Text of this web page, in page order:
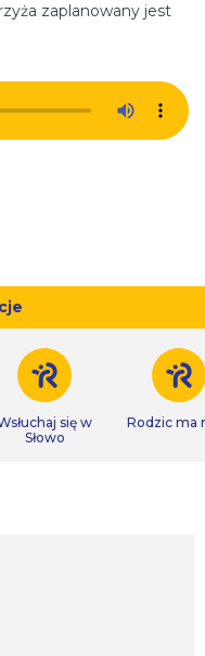
zaplanowany jest
się w
Słowo
Rodzic ma